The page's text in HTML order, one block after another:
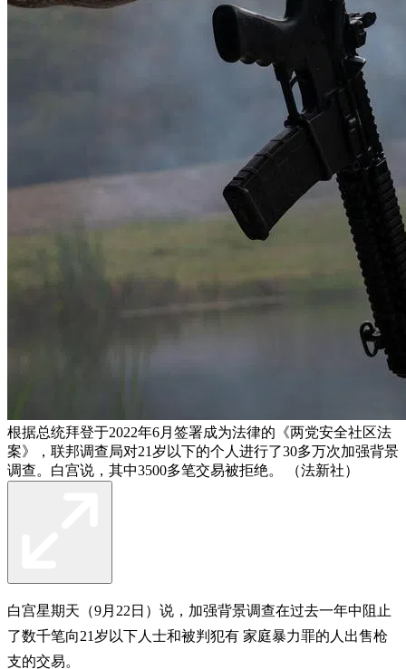
根据总统拜登于2022年6月签署成为法律的《两党安全社区法
案》，联邦调查局对21岁以下的个人进行了30多万次加强背景
调查。白宫说，其中3500多笔交易被拒绝。 （法新社）
白宫星期天（9月22日）说，加强背景调查在过去一年中阻止
了数千笔向21岁以下人士和被判犯有 家庭暴力罪的人出售枪
支的交易。